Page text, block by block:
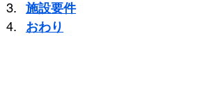
施設要件
おわり